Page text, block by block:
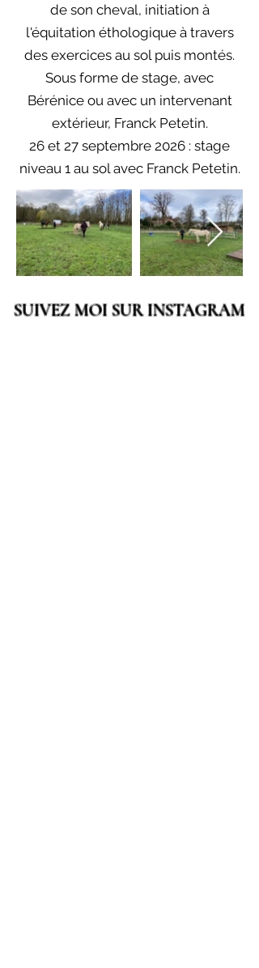
de son cheval, initiation à
l'équitation éthologique à travers
des exercices au sol puis montés.
Sous forme de stage, avec
Bérénice ou avec un intervenant
extérieur, Franck Petetin.
26 et 27 septembre 2026 : stage
niveau 1 au sol avec Franck Petetin.
SUIVEZ MOI SUR INSTAGRAM